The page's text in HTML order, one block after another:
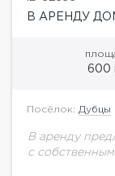
В АРЕНДУ
600
Посёлок: Дубцы
В аренду
с